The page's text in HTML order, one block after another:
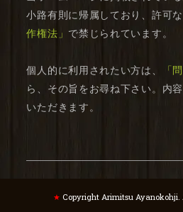
小路有則に帰属しており、許可
作権法」 で禁じられています。
個人的に利用されたい方は、 「
ら、その旨をお尋ね下さい。内
いただきます。
★ Copyright Arimitsu Ayanokohji.